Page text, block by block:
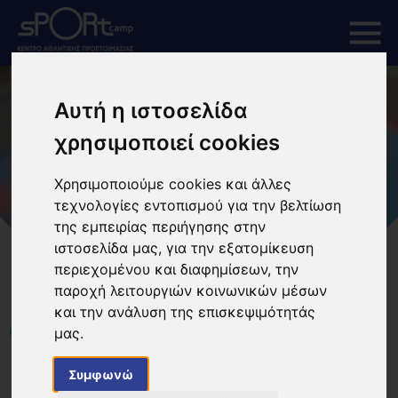
Αυτή η ιστοσελίδα
χρησιμοποιεί cookies
Χρησιμοποιούμε cookies και άλλες
τεχνολογίες εντοπισμού για την βελτίωση
της εμπειρίας περιήγησης στην
ιστοσελίδα μας, για την εξατομίκευση
περιεχομένου και διαφημίσεων, την
παροχή λειτουργιών κοινωνικών μέσων
και την ανάλυση της επισκεψιμότητάς
μας.
Συμφωνώ
ΑΡΧΙΚΗ
EVOLUTION JIU JITSU AND